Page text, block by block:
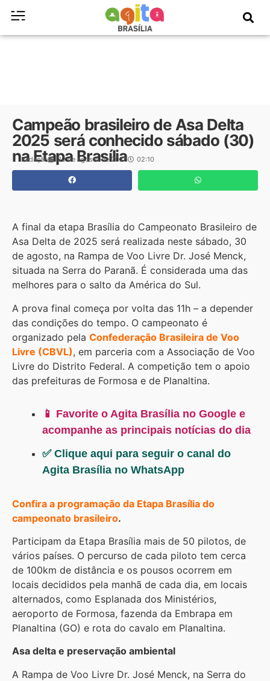
Campeão brasileiro de Asa Delta
2025 será conhecido sábado (30)
na Etapa Brasília
Redação 30 de agosto de 2025 02:10
A final da etapa Brasília do Campeonato Brasileiro de
Asa Delta de 2025 será realizada neste sábado, 30
de agosto, na Rampa de Voo Livre Dr. José Menck,
situada na Serra do Paranã. É considerada uma das
melhores para o salto da América do Sul.
A prova final começa por volta das 11h – a depender
das condições do tempo. O campeonato é
organizado pela Confederação Brasileira de Voo
Livre (CBVL), em parceria com a Associação de Voo
Livre do Distrito Federal. A competição tem o apoio
das prefeituras de Formosa e de Planaltina.
📱 Favorite o Agita Brasília no Google e
acompanhe as principais notícias do dia
✅ Clique aqui para seguir o canal do
Agita Brasília no WhatsApp
Confira a programação da Etapa Brasília do
campeonato brasileiro.
Participam da Etapa Brasília mais de 50 pilotos, de
vários países. O percurso de cada piloto tem cerca
de 100km de distância e os pousos ocorrem em
locais decididos pela manhã de cada dia, em locais
alternados, como Esplanada dos Ministérios,
aeroporto de Formosa, fazenda da Embrapa em
Planaltina (GO) e rota do cavalo em Planaltina.
Asa delta e preservação ambiental
A Rampa de Voo Livre Dr. José Menck, na Serra do